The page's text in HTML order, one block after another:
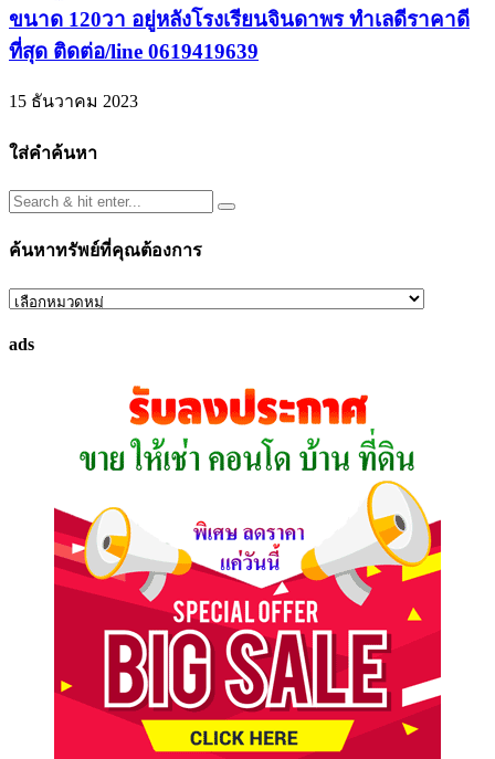
ขนาด 120วา อยู่หลังโรงเรียนจินดาพร ทำเลดีราคาดี
ที่สุด ติดต่อ/line 0619419639
15 ธันวาคม 2023
ใส่คำค้นหา
ค้นหาทรัพย์ที่คุณต้องการ
ค้นหา
ที่
ads